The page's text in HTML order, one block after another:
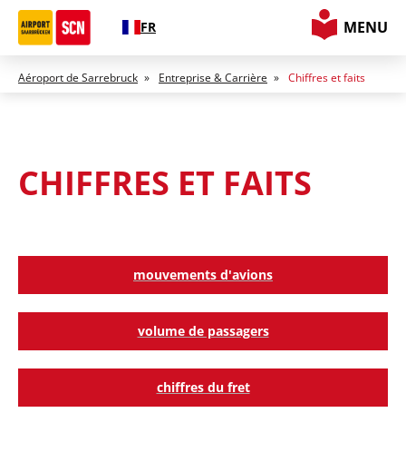
FR MENU
Aéroport de Sarrebruck » Entreprise & Carrière » Chiffres et faits
CHIFFRES ET FAITS
mouvements d'avions
volume de passagers
chiffres du fret